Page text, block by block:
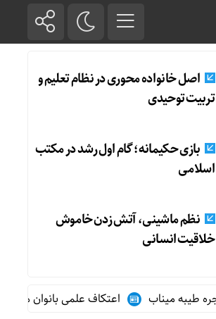
اصل خانواده محوری در نظام تعلیم و
تربیت توحیدی
بازی حکیمانه؛ گام اول رشد در مکتب
اسلامی
نظم ماشینی، آتش زدن خاموش
خلاقیت انسانی
اعتکاف علمی بانوان مکتب